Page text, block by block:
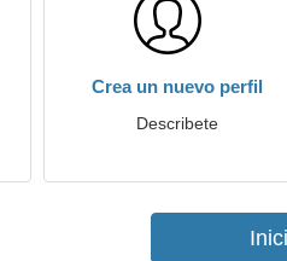
Crea un nuevo perfil
Describete